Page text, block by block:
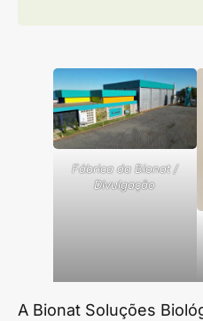
Fábrica da Bionat /
Divulgação
A Bionat Soluções